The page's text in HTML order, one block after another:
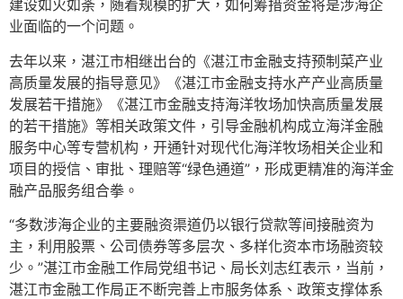
建设如火如荼，随着规模的扩大，如何筹措资金将是涉海企
业面临的一个问题。
去年以来，湛江市相继出台的《湛江市金融支持预制菜产业
高质量发展的指导意见》《湛江市金融支持水产产业高质量
发展若干措施》《湛江市金融支持海洋牧场加快高质量发展
的若干措施》等相关政策文件，引导金融机构成立海洋金融
服务中心等专营机构，开通针对现代化海洋牧场相关企业和
项目的授信、审批、理赔等“绿色通道”，形成更精准的海洋金
融产品服务组合拳。
“多数涉海企业的主要融资渠道仍以银行贷款等间接融资为
主，利用股票、公司债券等多层次、多样化资本市场融资较
少。”湛江市金融工作局党组书记、局长刘志红表示，当前，
湛江市金融工作局正不断完善上市服务体系、政策支撑体系